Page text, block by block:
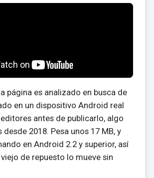
página es analizado en busca de
en un dispositivo Android real
antes de publicarlo, algo
2018. Pesa unos 17 MB, y
en Android 2.2 y superior, así
de repuesto lo mueve sin